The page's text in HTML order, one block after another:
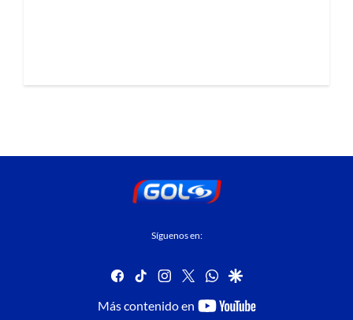
Síguenos en:
facebook
tiktok instagram
twitterwhatsapp
google
Más contenido en
youtube-